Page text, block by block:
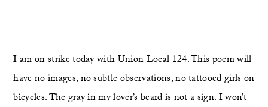
I am on strike today with Union Local 124. This poem will
have no images, no subtle observations, no tattooed girls on
bicycles. The gray in my lover’s beard is not a sign. I won’t